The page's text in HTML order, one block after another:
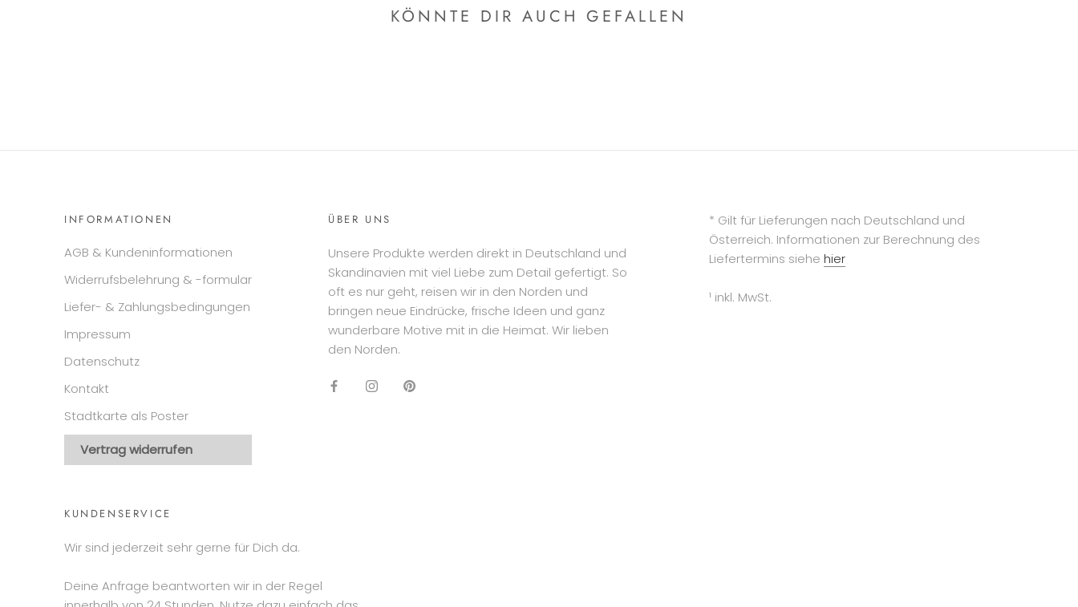
KÖNNTE DIR AUCH GEFALLEN
INFORMATIONEN
AGB & Kundeninformationen
Widerrufsbelehrung & -formular
Liefer- & Zahlungsbedingungen
Impressum
Datenschutz
Kontakt
Stadtkarte als Poster
Vertrag widerrufen
ÜBER UNS
Unsere Produkte werden direkt in Deutschland und
Skandinavien mit viel Liebe zum Detail gefertigt. So
oft es nur geht, reisen wir in den Norden und
bringen neue Eindrücke, frische Ideen und ganz
wunderbare Motive mit in die Heimat. Wir lieben
den Norden.
* Gilt für Lieferungen nach Deutschland und
Österreich. Informationen zur Berechnung des
Liefertermins siehe hier
¹ inkl. MwSt.
KUNDENSERVICE
Wir sind jederzeit sehr gerne für Dich da.
Deine Anfrage beantworten wir in der Regel